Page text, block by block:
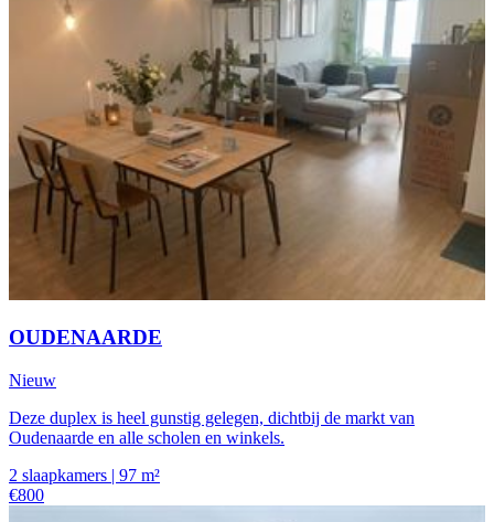
OUDENAARDE
Nieuw
Deze duplex is heel gunstig gelegen, dichtbij de markt van
Oudenaarde en alle scholen en winkels.
2 slaapkamers | 97 m²
€800